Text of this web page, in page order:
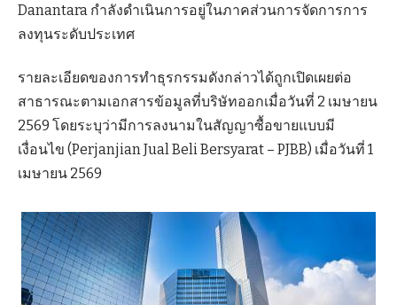
Danantara กำลังดำเนินการอยู่ในภาคส่วนการจัดการการ
ลงทุนระดับประเทศ
รายละเอียดของการทำธุรกรรมดังกล่าวได้ถูกเปิดเผยต่อ
สาธารณะตามเอกสารข้อมูลที่บริษัทออกเมื่อวันที่ 2 เมษายน
2569 โดยระบุว่ามีการลงนามในสัญญาซื้อขายแบบมี
เงื่อนไข (Perjanjian Jual Beli Bersyarat – PJBB) เมื่อวันที่ 1
เมษายน 2569